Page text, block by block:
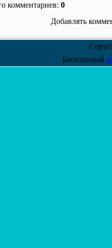
комментариев: 0
Добавлять
Бесплатный